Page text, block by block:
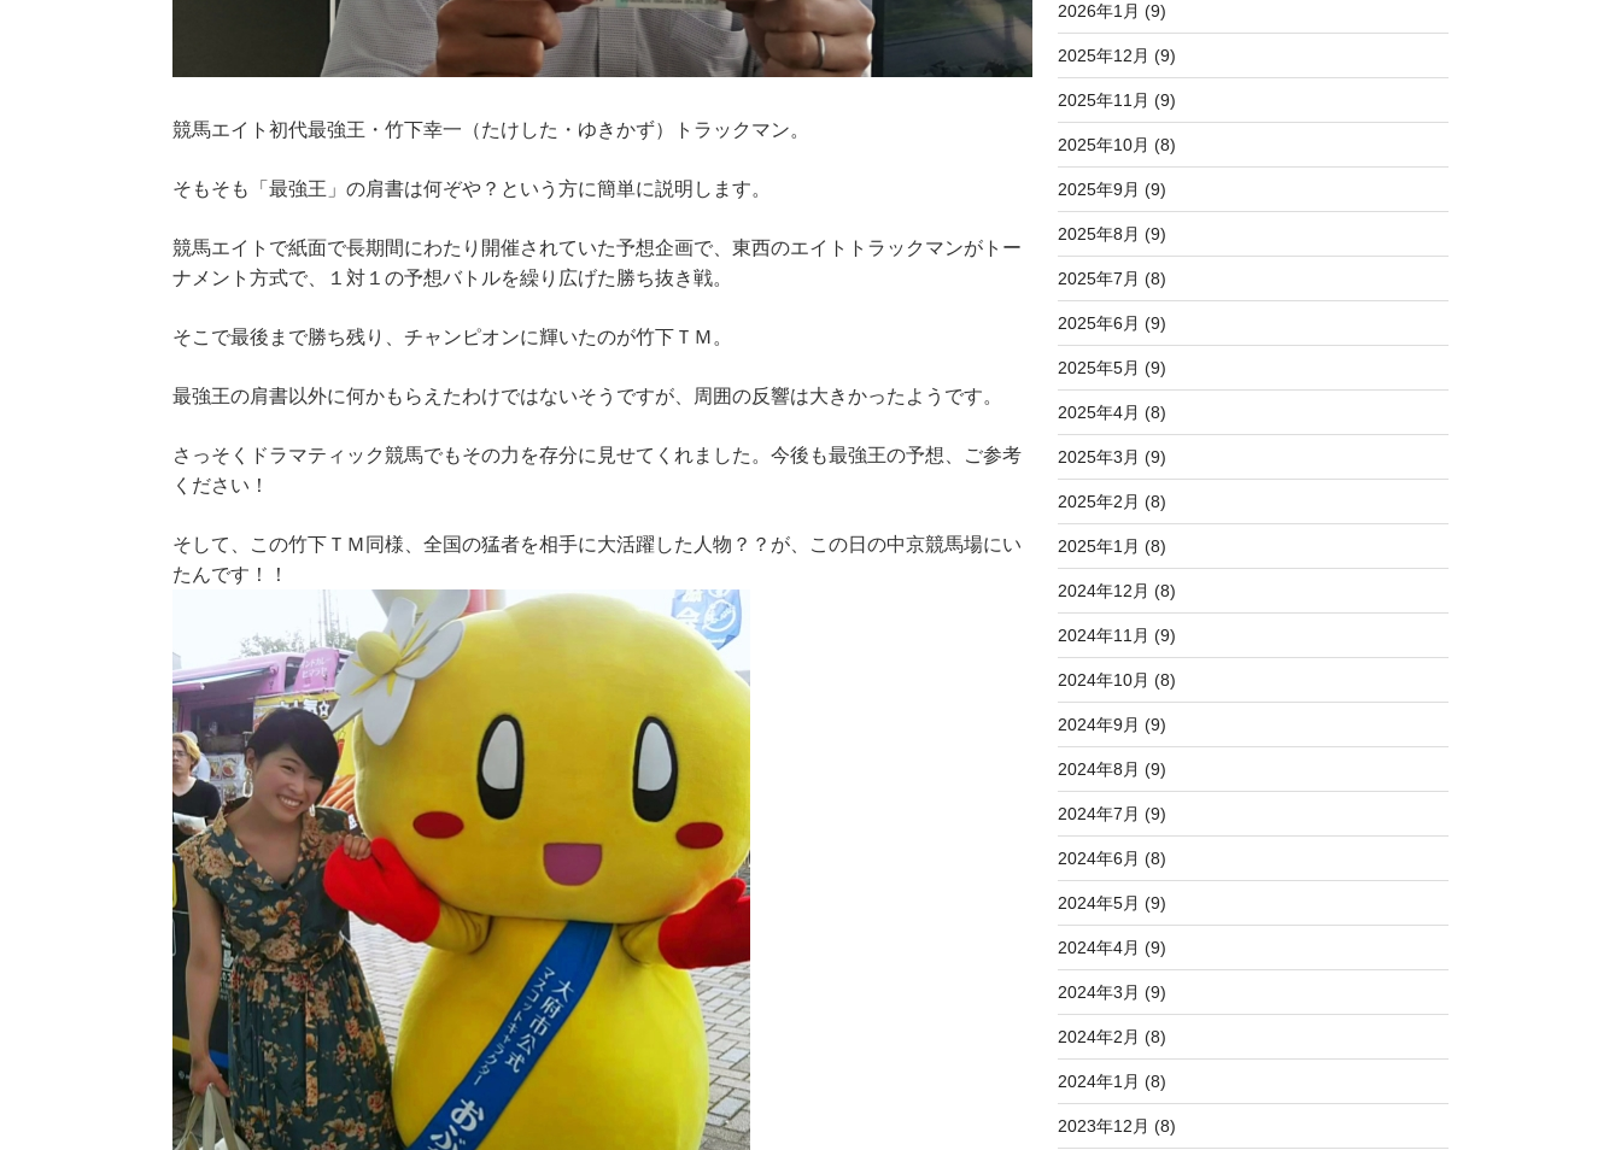
競馬エイト初代最強王・竹下幸一（たけした・ゆきかず）トラックマン。
そもそも「最強王」の肩書は何ぞや？という方に簡単に説明します。
競馬エイトで紙面で長期間にわたり開催されていた予想企画で、東西のエイトトラックマンがトー
ナメント方式で、１対１の予想バトルを繰り広げた勝ち抜き戦。
そこで最後まで勝ち残り、チャンピオンに輝いたのが竹下ＴＭ。
最強王の肩書以外に何かもらえたわけではないそうですが、周囲の反響は大きかったようです。
さっそくドラマティック競馬でもその力を存分に見せてくれました。今後も最強王の予想、ご参考
ください！
そして、この竹下ＴＭ同様、全国の猛者を相手に大活躍した人物？？が、この日の中京競馬場にい
たんです！！
2026年1月 (9)
2025年12月 (9)
2025年11月 (9)
2025年10月 (8)
2025年9月 (9)
2025年8月 (9)
2025年7月 (8)
2025年6月 (9)
2025年5月 (9)
2025年4月 (8)
2025年3月 (9)
2025年2月 (8)
2025年1月 (8)
2024年12月 (8)
2024年11月 (9)
2024年10月 (8)
2024年9月 (9)
2024年8月 (9)
2024年7月 (9)
2024年6月 (8)
2024年5月 (9)
2024年4月 (9)
2024年3月 (9)
2024年2月 (8)
2024年1月 (8)
2023年12月 (8)